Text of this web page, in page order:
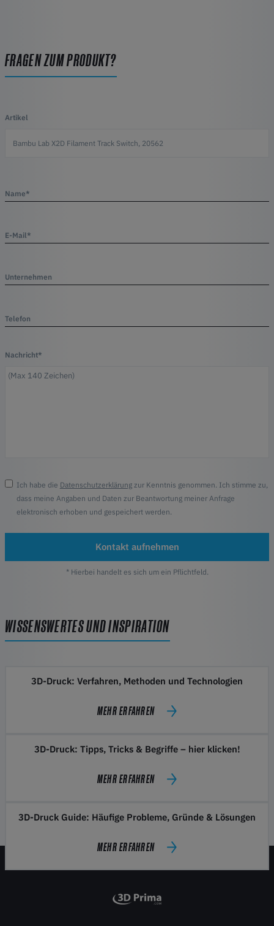
FRAGEN ZUM PRODUKT?
Artikel
Name*
E-Mail*
Unternehmen
Telefon
Nachricht*
Ich habe die Datenschutzerklärungzur Kenntnis genommen. Ich stimme zu,
dass meine Angaben und Daten zur Beantwortung meiner Anfrage
elektronisch erhoben und gespeichert werden.
Kontakt aufnehmen
* Hierbei handelt es sich um ein Pflichtfeld.
WISSENSWERTES UND INSPIRATION
3D-Druck: Verfahren, Methoden und Technologien
MEHR ERFAHREN
3D-Druck: Tipps, Tricks & Begriffe – hier klicken!
MEHR ERFAHREN
3D-Druck Guide: Häufige Probleme, Gründe & Lösungen
MEHR ERFAHREN